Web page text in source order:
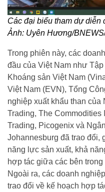
Các đại biểu tham dự diễn
Ảnh: Uyên Hương/
Trong phiên này, các
đầu của Việt Nam như
Khoáng sản Việt Nam
Việt Nam (EVN), Tổng
nghiệp xuất khẩu than
Trading, The Commodities
Trading, Picogenix và
Johannesburg đã trao đổi,
năng lực sản xuất, khả
hợp tác giữa các bên
Ngoài ra, các doanh
trao đổi về kế hoạch hợp